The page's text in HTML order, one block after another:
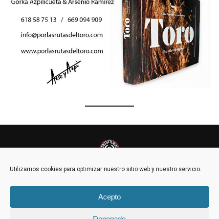
Utilizamos cookies para optimizar nuestro sitio web y nuestro servicio.
Acepto
POLÍTICA DE COOKIES (UE)